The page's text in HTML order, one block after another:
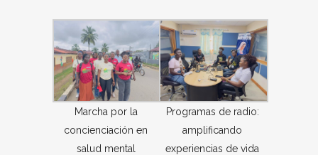
Marcha por la
concienciación en
salud mental
Programas de radio:
amplificando
experiencias de vida